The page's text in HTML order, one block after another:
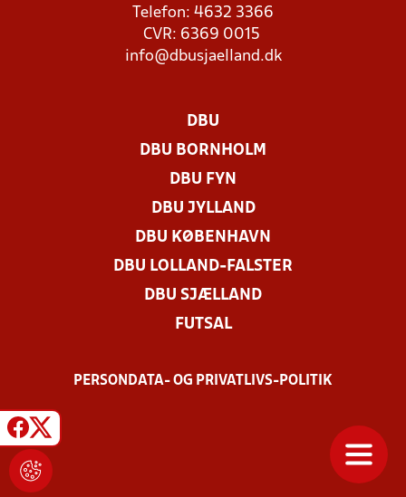
Telefon: 4632 3366
CVR: 6369 0015
info@dbusjaelland.dk
DBU
DBU BORNHOLM
DBU FYN
DBU JYLLAND
DBU KØBENHAVN
DBU LOLLAND-FALSTER
DBU SJÆLLAND
FUTSAL
PERSONDATA- OG PRIVATLIVS-POLITIK